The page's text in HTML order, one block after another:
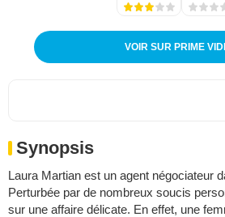
VOIR SUR PRIME
Synopsis
Laura Martian est un agent négociateur
Perturbée par de nombreux soucis
sur une affaire délicate. En effet, une